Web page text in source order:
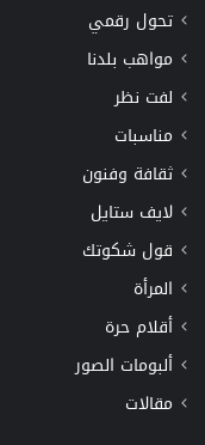
تحول رقمي
مواهب بلدنا
لفت نظر
مناسبات
ثقافة وفنون
لايف ستايل
قول شكوتك
المرأة
أقلام حرة
ألبومات الصور
مقالات